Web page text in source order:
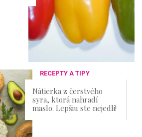
RECEPTY A TIPY
Nátierka z čerstvého
syra, ktorá nahradí
maslo. Lepšiu ste nejedli!